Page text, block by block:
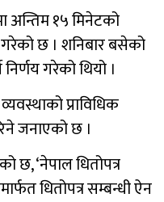
अन्तिम १५ मिनेटको
छ । शनिबार बसेको
गरेको थियो ।
प्राविधिक
जनाएको छ ।
छ, ‘नेपाल धितोपत्र
धितोपत्र सम्बन्धी ऐन